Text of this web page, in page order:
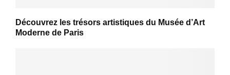
Découvrez les trésors artistiques du Musée d’Art
Moderne de Paris